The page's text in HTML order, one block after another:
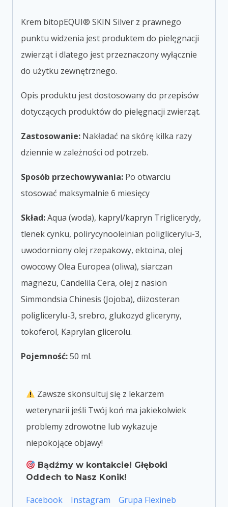
Krem bitopEQUI® SKIN Silver z prawnego
punktu widzenia jest produktem do pielęgnacji
zwierząt i dlatego jest przeznaczony wyłącznie
do użytku zewnętrznego.
Opis produktu jest dostosowany do przepisów
dotyczących produktów do pielęgnacji zwierząt.
Zastosowanie: Nakładać na skórę kilka razy
dziennie w zależności od potrzeb.
Sposób przechowywania: Po otwarciu
stosować maksymalnie 6 miesięcy
Skład:Aqua (woda), kapryl/kapryn Triglicerydy,
tlenek cynku, polirycynooleinian poliglicerylu-3,
uwodorniony olej rzepakowy, ektoina, olej
owocowy Olea Europea (oliwa), siarczan
magnezu, Candelila Cera, olej z nasion
Simmondsia Chinesis (Jojoba), diizosteran
poliglicerylu-3, srebro, glukozyd gliceryny,
tokoferol, Kaprylan glicerolu.
Pojemność:50 ml.
Zawsze skonsultuj się z lekarzem
weterynarii jeśli Twój koń ma jakiekolwiek
problemy zdrowotne lub wykazuje
niepokojące objawy!
Bądźmy w kontakcie! Głęboki
Oddech to Nasz Konik!
Facebook Instagram Grupa Flexineb